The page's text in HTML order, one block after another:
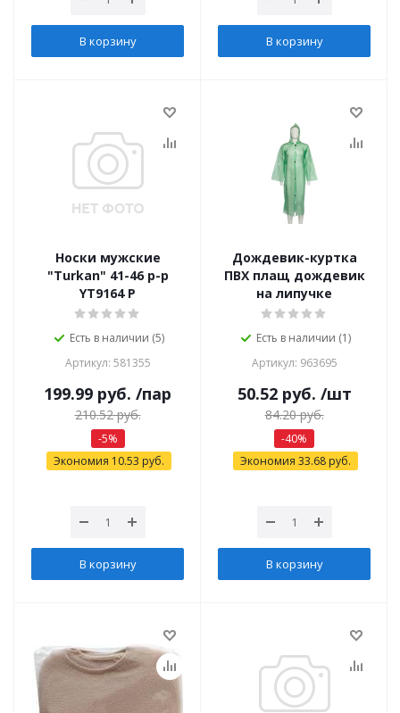
В корзину В корзину
Носки мужские
"Turkan" 41-46 р-р
YT9164 P
Есть в наличии (5)
Артикул: 581355
199.99 руб. /пар
210.52руб.
-5%
Экономия 10.53 руб.
В корзину
Дождевик-куртка
ПВХ плащ дождевик
на липучке
Есть в наличии (1)
Артикул: 963695
50.52руб. /шт
84.20руб.
-40%
Экономия 33.68 руб.
В корзину